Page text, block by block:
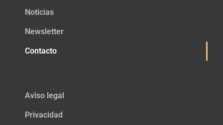
Noticias
Newsletter
Contacto
Aviso legal
Privacidad